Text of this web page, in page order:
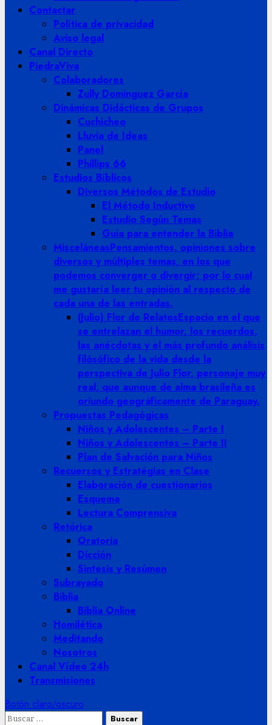
Contactar
Política de privacidad
Aviso legal
Canal Directo
PiedraViva
Colaboradores
Zully Dominguez García
Dinámicas Didácticas de Grupos
Cuchicheo
Lluvia de Ideas
Panel
Phillips 66
Estudios Bíblicos
Diversos Métodos de Estudio
El Método Inductivo
Estudio Según Temas
Guia para entender la Biblia
MisceláneasPensamientos, opiniones sobre
diversos y múltiples temas, en los que
podemos converger o divergir; por lo cual
me gustaría leer tu opinión al respecto de
cada una de las entradas.
(Julio) Flor de RelatosEspacio en el que
se entrelazan el humor, los recuerdos,
las anécdotas y el más profundo análisis
filósófico de la vida desde la
perspectiva de Julio Flor, personaje muy
real, que aunque de alma brasileña es
oriundo geográficamente de Paraguay.
Propuestas Pedagógicas
Niños y Adolescentes – Parte I
Niños y Adolescentes – Parte II
Plan de Salvación para Niños
Recuersos y Estratégias en Clase
Elaboración de cuestionarios
Esquema
Lectura Comprensiva
Retórica
Oratoria
Dicción
Sintesis y Resúmen
Subrayado
Biblia
Biblia Online
Homilética
Meditando
Nosotros
Canal Vídeo 24h
Transmisiones
Botón claro/oscuro
Buscar: